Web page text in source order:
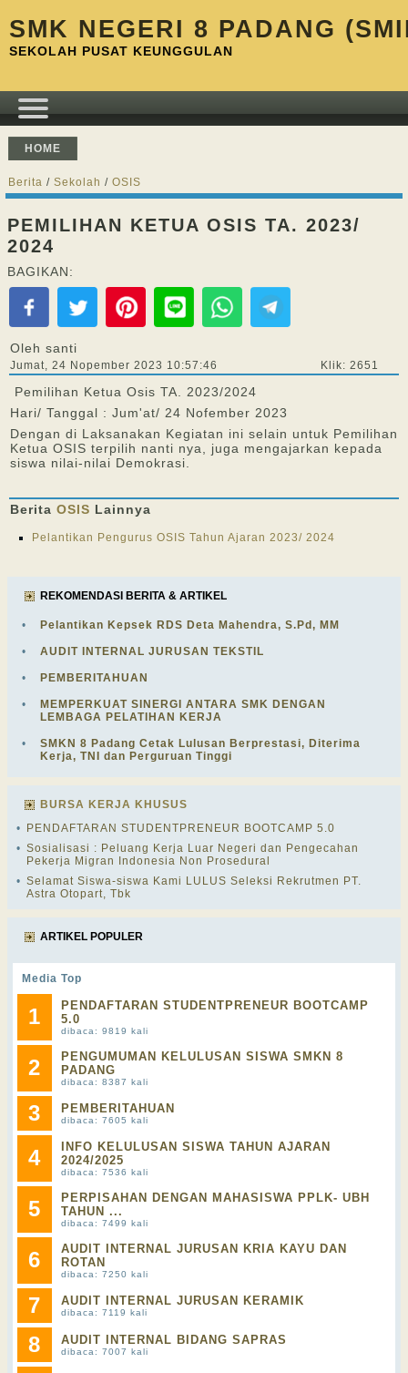
SMK NEGERI 8 PADANG
SEKOLAH PUSAT KEUNGGULAN
HOME
Berita / Sekolah / OSIS
PEMILIHAN KETUA OSIS TA. 2023/
2024
BAGIKAN:
Oleh santi
Jumat, 24 Nopember 2023 10:57:46 Klik: 2651
Pemilihan Ketua Osis TA. 2023/2024
Hari/ Tanggal : Jum'at/ 24 Nofember 2023
Dengan di Laksanakan Kegiatan ini selain untuk Pemilihan
Ketua OSIS terpilih nanti nya, juga mengajarkan kepada
siswa nilai-nilai Demokrasi.
Berita OSIS Lainnya
Pelantikan Pengurus OSIS Tahun Ajaran 2023/ 2024
REKOMENDASI BERITA & ARTIKEL
• Pelantikan Kepsek RDS Deta Mahendra, S.Pd, MM
• AUDIT INTERNAL JURUSAN TEKSTIL
• PEMBERITAHUAN
•
MEMPERKUAT SINERGI ANTARA SMK DENGAN
LEMBAGA PELATIHAN KERJA
•
SMKN 8 Padang Cetak Lulusan Berprestasi, Diterima
Kerja, TNI dan Perguruan Tinggi
BURSA KERJA KHUSUS
•
PENDAFTARAN STUDENTPRENEUR BOOTCAMP 5.0
• Sosialisasi : Peluang Kerja Luar Negeri dan Pengecahan
Pekerja Migran Indonesia Non Prosedural
• Selamat Siswa-siswa Kami LULUS Seleksi Rekrutmen PT.
Astra Otopart, Tbk
ARTIKEL POPULER
Media Top
1
PENDAFTARAN STUDENTPRENEUR BOOTCAMP
5.0
dibaca: 9819 kali
2
PENGUMUMAN KELULUSAN SISWA SMKN 8
PADANG
dibaca: 8387 kali
3 PEMBERITAHUAN
dibaca: 7605 kali
4
INFO KELULUSAN SISWA TAHUN AJARAN
2024/2025
dibaca: 7536 kali
5
PERPISAHAN DENGAN MAHASISWA PPLK- UBH
TAHUN ...
dibaca: 7499 kali
6
AUDIT INTERNAL JURUSAN KRIA KAYU DAN
ROTAN
dibaca: 7250 kali
7 AUDIT INTERNAL JURUSAN KERAMIK
dibaca: 7119 kali
8 AUDIT INTERNAL BIDANG SAPRAS
dibaca: 7007 kali